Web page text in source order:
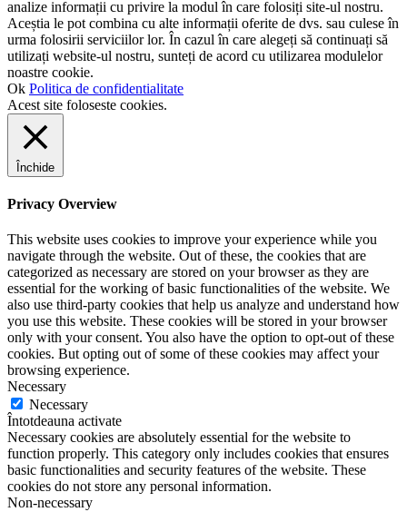
analize informații cu privire la modul în care folosiți site-ul nostru.
Aceștia le pot combina cu alte informații oferite de dvs. sau culese în
urma folosirii serviciilor lor. În cazul în care alegeți să continuați să
utilizați website-ul nostru, sunteți de acord cu utilizarea modulelor
noastre cookie.
Ok Politica de confidentialitate
Acest site foloseste cookies.
Închide
Privacy Overview
This website uses cookies to improve your experience while you
navigate through the website. Out of these, the cookies that are
categorized as necessary are stored on your browser as they are
essential for the working of basic functionalities of the website. We
also use third-party cookies that help us analyze and understand how
you use this website. These cookies will be stored in your browser
only with your consent. You also have the option to opt-out of these
cookies. But opting out of some of these cookies may affect your
browsing experience.
Necessary
Necessary
Întotdeauna activate
Necessary cookies are absolutely essential for the website to
function properly. This category only includes cookies that ensures
basic functionalities and security features of the website. These
cookies do not store any personal information.
Non-necessary